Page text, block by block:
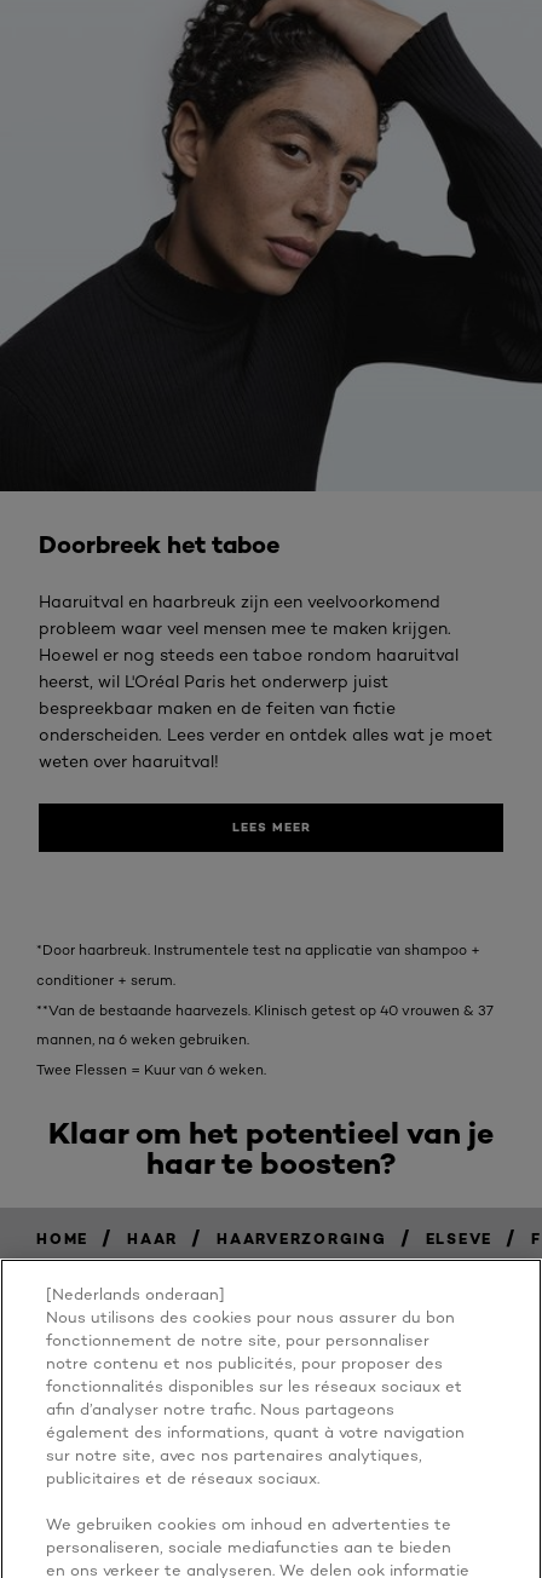
Doorbreek het taboe
Haaruitval en haarbreuk zijn een veelvoorkomend
probleem waar veel mensen mee te maken krijgen.
Hoewel er nog steeds een taboe rondom haaruitval
heerst, wil L'Oréal Paris het onderwerp juist
bespreekbaar maken en de feiten van fictie
onderscheiden. Lees verder en ontdek alles wat je moet
weten over haaruitval!
LEES MEER
*Door haarbreuk. Instrumentele test na applicatie van shampoo +
conditioner + serum.​
**Van de bestaande haarvezels. Klinisch getest op 40 vrouwen & 37
mannen, na 6 weken gebruiken.
Twee Flessen = Kuur van 6 weken.
Klaar om het potentieel van je
haar te boosten?
HOME / HAAR / HAARVERZORGING / ELSEVE /
BECAUSE
YOU'RE
WORTH IT
[Nederlands onderaan]
Nous utilisons des cookies pour nous assurer du bon
fonctionnement de notre site, pour personnaliser
notre contenu et nos publicités, pour proposer des
fonctionnalités disponibles sur les réseaux sociaux et
afin d’analyser notre trafic. Nous partageons
également des informations, quant à votre navigation
sur notre site, avec nos partenaires analytiques,
publicitaires et de réseaux sociaux.
We gebruiken cookies om inhoud en advertenties te
personaliseren, sociale mediafuncties aan te bieden
en ons verkeer te analyseren. We delen ook informatie